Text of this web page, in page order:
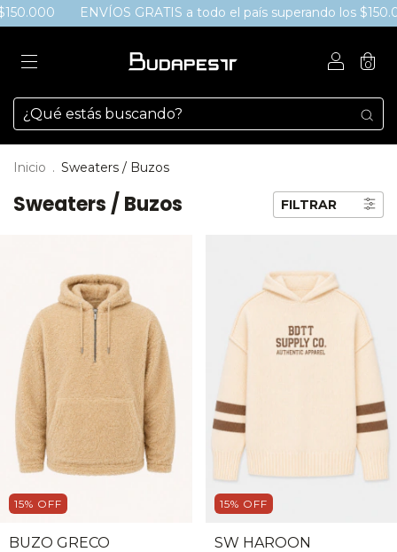
ENVÍOS GRATIS a todo el país superando los $150.000 - 3
0
Inicio . Sweaters / Buzos
Sweaters / Buzos FILTRAR
15% OFF
BUZO GRECO
15% OFF
SW HAROON